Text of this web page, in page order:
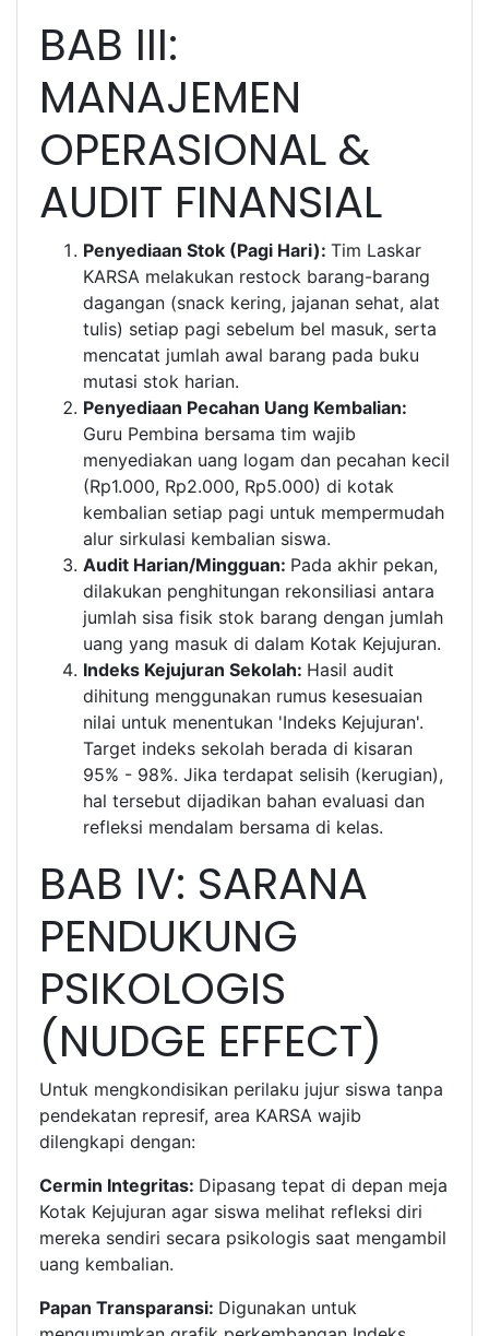
BAB III:
MANAJEMEN
OPERASIONAL &
AUDIT FINANSIAL
Penyediaan Stok (Pagi Hari): Tim Laskar
KARSA melakukan restock barang-barang
dagangan (snack kering, jajanan sehat, alat
tulis) setiap pagi sebelum bel masuk, serta
mencatat jumlah awal barang pada buku
mutasi stok harian.
Penyediaan Pecahan Uang Kembalian:
Guru Pembina bersama tim wajib
menyediakan uang logam dan pecahan kecil
(Rp1.000, Rp2.000, Rp5.000) di kotak
kembalian setiap pagi untuk mempermudah
alur sirkulasi kembalian siswa.
Audit Harian/Mingguan: Pada akhir pekan,
dilakukan penghitungan rekonsiliasi antara
jumlah sisa fisik stok barang dengan jumlah
uang yang masuk di dalam Kotak Kejujuran.
Indeks Kejujuran Sekolah: Hasil audit
dihitung menggunakan rumus kesesuaian
nilai untuk menentukan 'Indeks Kejujuran'.
Target indeks sekolah berada di kisaran
95% - 98%. Jika terdapat selisih (kerugian),
hal tersebut dijadikan bahan evaluasi dan
refleksi mendalam bersama di kelas.
BAB IV: SARANA
PENDUKUNG
PSIKOLOGIS
(NUDGE EFFECT)
Untuk mengkondisikan perilaku jujur siswa tanpa
pendekatan represif, area KARSA wajib
dilengkapi dengan:
Cermin Integritas: Dipasang tepat di depan meja
Kotak Kejujuran agar siswa melihat refleksi diri
mereka sendiri secara psikologis saat mengambil
uang kembalian.
Papan Transparansi: Digunakan untuk